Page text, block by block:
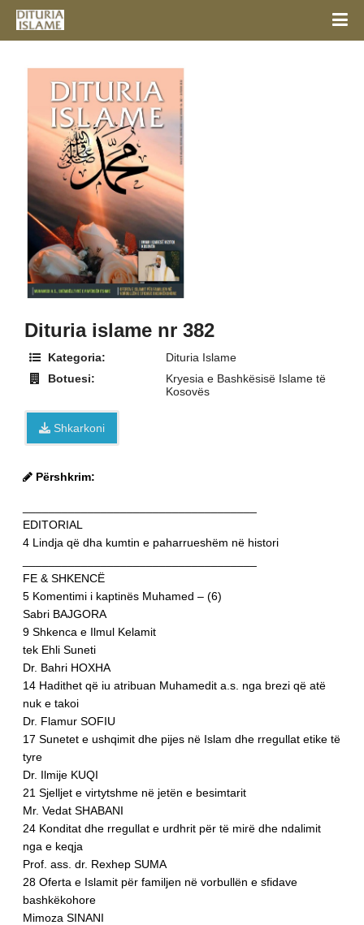
Dituria islame nr 382
Kategoria:
Dituria Islame
Botuesi:
Kryesia e Bashkësisë Islame të
Kosovës
Shkarkoni
Përshkrim:
EDITORIAL
4 Lindja që dha kumtin e paharrueshëm në histori
FE & SHKENCË
5 Komentimi i kaptinës Muhamed – (6)
Sabri BAJGORA
9 Shkenca e Ilmul Kelamit
tek Ehli Suneti
Dr. Bahri HOXHA
14 Hadithet që iu atribuan Muhamedit a.s. nga brezi që atë
nuk e takoi
Dr. Flamur SOFIU
17 Sunetet e ushqimit dhe pijes në Islam dhe rregullat etike të
tyre
Dr. Ilmije KUQI
21 Sjelljet e virtytshme në jetën e besimtarit
Mr. Vedat SHABANI
24 Konditat dhe rregullat e urdhrit për të mirë dhe ndalimit
nga e keqja
Prof. ass. dr. Rexhep SUMA
28 Oferta e Islamit për familjen në vorbullën e sfidave
bashkëkohore
Mimoza SINANI